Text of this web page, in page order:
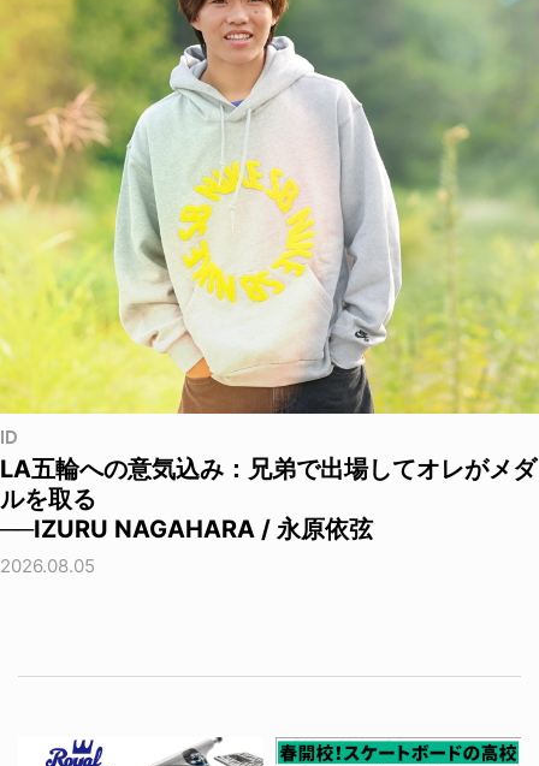
ID
LA五輪への意気込み：兄弟で出場してオレがメダ
ルを取る
──IZURU NAGAHARA / 永原依弦
2026.08.05